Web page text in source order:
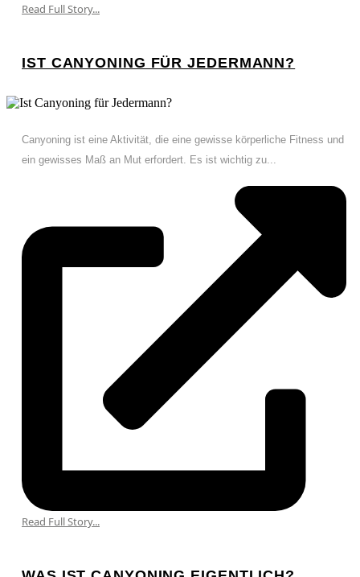
Read Full Story...
IST CANYONING FÜR JEDERMANN?
Canyoning ist eine Aktivität, die eine gewisse körperliche Fitness und
ein gewisses Maß an Mut erfordert. Es ist wichtig zu...
Read Full Story...